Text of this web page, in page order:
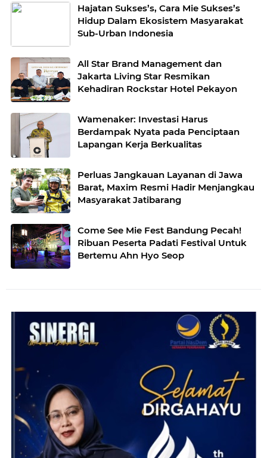
Hajatan Sukses’s, Cara Mie Sukses’s
Hidup Dalam Ekosistem Masyarakat
Sub-Urban Indonesia
All Star Brand Management dan
Jakarta Living Star Resmikan
Kehadiran Rockstar Hotel Pekayon
Wamenaker: Investasi Harus
Berdampak Nyata pada Penciptaan
Lapangan Kerja Berkualitas
Perluas Jangkauan Layanan di Jawa
Barat, Maxim Resmi Hadir Menjangkau
Masyarakat Jatibarang
Come See Mie Fest Bandung Pecah!
Ribuan Peserta Padati Festival Untuk
Bertemu Ahn Hyo Seop